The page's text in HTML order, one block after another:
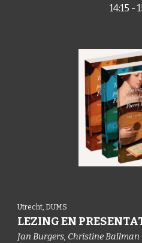
14:15 - 1
Utrecht, DUMS
LEZING EN
Jan Burgers, Christine Ballman